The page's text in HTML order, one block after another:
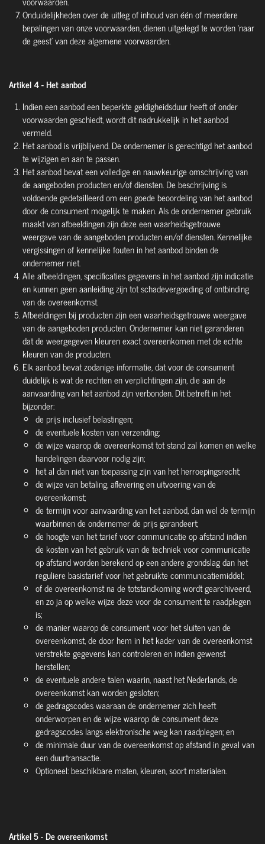
Onduidelijkheden over de uitleg of inhoud van één of meerdere
bepalingen van onze voorwaarden, dienen uitgelegd te worden ‘naar
de geest’ van deze algemene voorwaarden.
Artikel 4 - Het aanbod
Indien een aanbod een beperkte geldigheidsduur heeft of onder
voorwaarden geschiedt, wordt dit nadrukkelijk in het aanbod
vermeld.
Het aanbod is vrijblijvend. De ondernemer is gerechtigd het aanbod
te wijzigen en aan te passen.
Het aanbod bevat een volledige en nauwkeurige omschrijving van
de aangeboden producten en/of diensten. De beschrijving is
voldoende gedetailleerd om een goede beoordeling van het aanbod
door de consument mogelijk te maken. Als de ondernemer gebruik
maakt van afbeeldingen zijn deze een waarheidsgetrouwe
weergave van de aangeboden producten en/of diensten. Kennelijke
vergissingen of kennelijke fouten in het aanbod binden de
ondernemer niet.
Alle afbeeldingen, specificaties gegevens in het aanbod zijn indicatie
en kunnen geen aanleiding zijn tot schadevergoeding of ontbinding
van de overeenkomst.
Afbeeldingen bij producten zijn een waarheidsgetrouwe weergave
van de aangeboden producten. Ondernemer kan niet garanderen
dat de weergegeven kleuren exact overeenkomen met de echte
kleuren van de producten.
Elk aanbod bevat zodanige informatie, dat voor de consument
duidelijk is wat de rechten en verplichtingen zijn, die aan de
aanvaarding van het aanbod zijn verbonden. Dit betreft in het
bijzonder:
de prijs inclusief belastingen;
de eventuele kosten van verzending;
de wijze waarop de overeenkomst tot stand zal komen en welke
handelingen daarvoor nodig zijn;
het al dan niet van toepassing zijn van het herroepingsrecht;
de wijze van betaling, aflevering en uitvoering van de
overeenkomst;
de termijn voor aanvaarding van het aanbod, dan wel de termijn
waarbinnen de ondernemer de prijs garandeert;
de hoogte van het tarief voor communicatie op afstand indien
de kosten van het gebruik van de techniek voor communicatie
op afstand worden berekend op een andere grondslag dan het
reguliere basistarief voor het gebruikte communicatiemiddel;
of de overeenkomst na de totstandkoming wordt gearchiveerd,
en zo ja op welke wijze deze voor de consument te raadplegen
is;
de manier waarop de consument, voor het sluiten van de
overeenkomst, de door hem in het kader van de overeenkomst
verstrekte gegevens kan controleren en indien gewenst
herstellen;
de eventuele andere talen waarin, naast het Nederlands, de
overeenkomst kan worden gesloten;
de gedragscodes waaraan de ondernemer zich heeft
onderworpen en de wijze waarop de consument deze
gedragscodes langs elektronische weg kan raadplegen; en
de minimale duur van de overeenkomst op afstand in geval van
een duurtransactie.
Optioneel: beschikbare maten, kleuren, soort materialen.
Artikel 5 - De overeenkomst